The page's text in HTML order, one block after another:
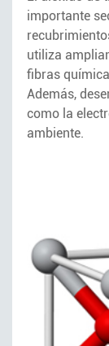
importante
utiliza
fibras
Además,
como la
ambiente.